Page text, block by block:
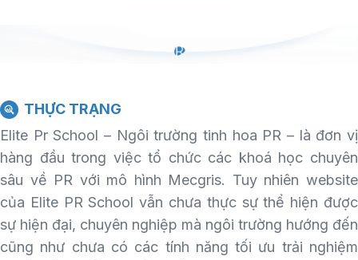
THỰC TRẠNG
Elite Pr School – Ngôi trường tinh hoa PR – là đơn vị
hàng đầu trong việc tổ chức các khoá học chuyên
sâu về PR với mô hình Mecgris. Tuy nhiên website
của Elite PR School vẫn chưa thực sự thể hiện được
sự hiện đại, chuyên nghiệp mà ngôi trường hướng đến
cũng như chưa có các tính năng tối ưu trải nghiệm